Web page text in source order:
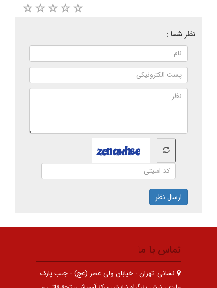
نظر شما :
ارسال نظر
تماس با ما
نشانی: تهران - خیابان ولی عصر (عج) - جنب پارک